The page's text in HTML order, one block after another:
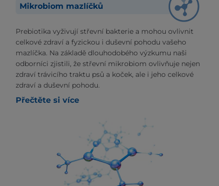
Mikrobiom mazlíčků
Prebiotika vyživují střevní bakterie a mohou ovlivnit
celkové zdraví a fyzickou i duševní pohodu vašeho
mazlíčka. Na základě dlouhodobého výzkumu naši
odborníci zjistili, že střevní mikrobiom ovlivňuje nejen
zdraví trávicího traktu psů a koček, ale i jeho celkové
zdraví a duševní pohodu.
Přečtěte si více